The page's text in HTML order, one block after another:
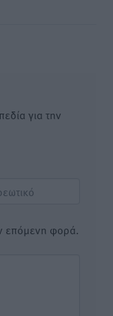
για την
επόμενη φορά.